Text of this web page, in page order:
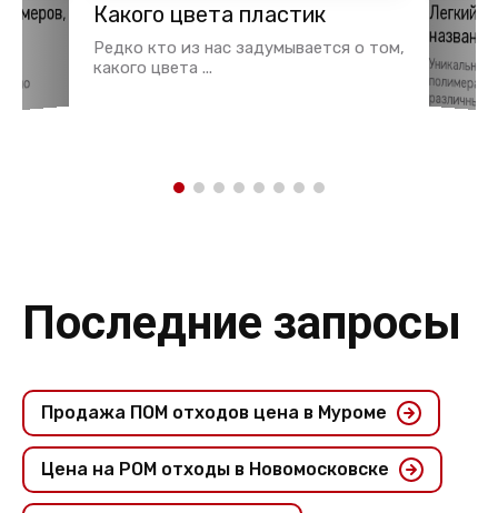
Какого цвета пластик
Редко кто из нас задумывается о том,
какого цвета ...
Легкий
названия
различных
Последние запросы
Продажа ПОМ отходов цена в Муроме
Цена на POM отходы в Новомосковске